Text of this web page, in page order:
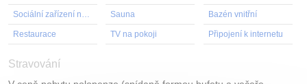
Sociální zařízení na pokoji Sauna Bazén vnitřní
Restaurace TV na pokoji Připojení k internetu
Stravování